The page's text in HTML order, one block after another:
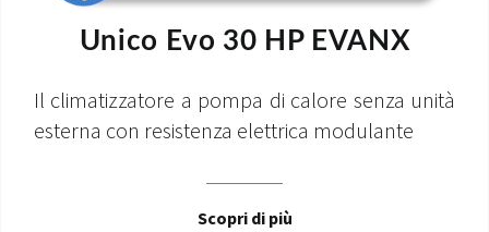
Unico Evo 30 HP EVANX
Il climatizzatore a pompa di calore senza unità
esterna con resistenza elettrica modulante
Scopri di più